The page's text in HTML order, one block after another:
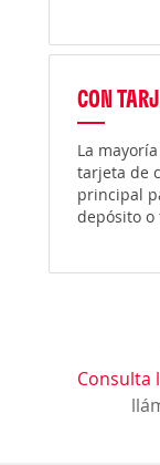
CON
La
tarjeta de
principal
depósito o
Consulta